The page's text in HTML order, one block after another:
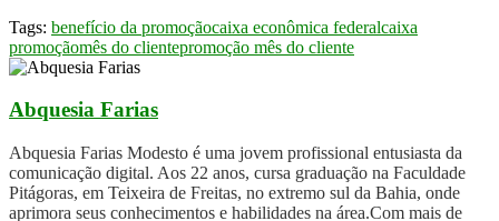
Tags: benefício da promoçãocaixa econômica federalcaixa
promoçãomês do clientepromoção mês do cliente
Abquesia Farias
Abquesia Farias Modesto é uma jovem profissional entusiasta da
comunicação digital. Aos 22 anos, cursa graduação na Faculdade
Pitágoras, em Teixeira de Freitas, no extremo sul da Bahia, onde
aprimora seus conhecimentos e habilidades na área.Com mais de